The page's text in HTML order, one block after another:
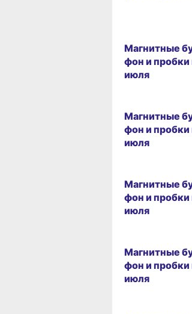
Магнитные
фон и пробки
июля
Магнитные
фон и пробки
июля
Магнитные
фон и пробки
июля
Магнитные
фон и пробки
июля